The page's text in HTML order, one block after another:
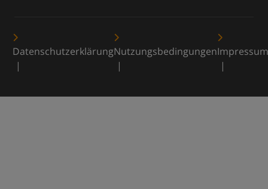
DatenschutzerklärungNutzungsbedingungenImpressum